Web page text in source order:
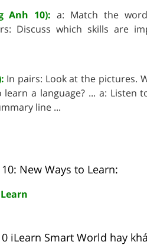
Anh 10):a: Match the
Discuss which skills are
In pairs: Look at the pictures.
a language? ... a: Listen
line ...
New Ways to Learn:
iLearn Smart World hay